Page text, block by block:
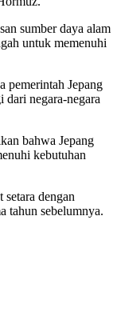
sumber daya alam
untuk memenuhi
pemerintah Jepang
dari negara-negara
bahwa Jepang
kebutuhan
dengan
tahun sebelumnya.